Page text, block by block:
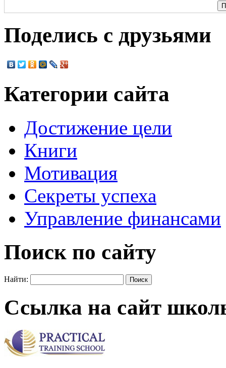
Поделись с друзьями
Категории сайта
Достижение цели
Книги
Мотивация
Секреты успеха
Управление финансами
Поиск по сайту
Найти:
Ссылка на сайт